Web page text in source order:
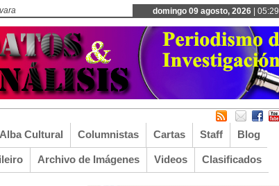
domingo 09 agosto, 2026 | 05:29
Alba Cultural Columnistas Cartas Staff Blog
Archivo de Imágenes Videos Clasificados